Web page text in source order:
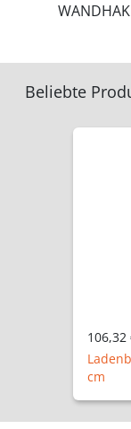
Beliebte
106,32
cm